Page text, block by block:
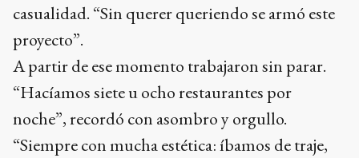
casualidad. “Sin querer queriendo se armó este
proyecto”.
A partir de ese momento trabajaron sin parar.
“Hacíamos siete u ocho restaurantes por
noche”, recordó con asombro y orgullo.
“Siempre con mucha estética: íbamos de traje,